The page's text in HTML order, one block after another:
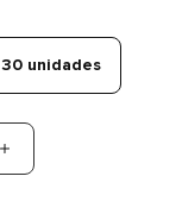
30 unidades